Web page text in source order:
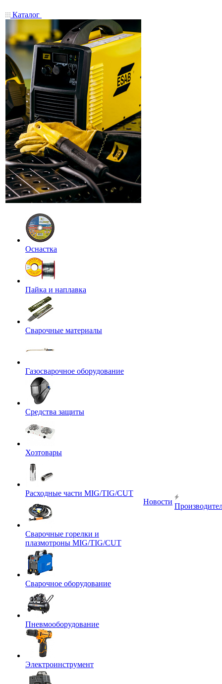
Каталог
Оснастка
Пайка и наплавка
Сварочные материалы
Газосварочное оборудование
Средства защиты
Хозтовары
Расходные части MIG/TIG/CUT
Сварочные горелки и
плазмотроны MIG/TIG/CUT
Сварочное оборудование
Пневмооборудование
Электроинструмент
Новости